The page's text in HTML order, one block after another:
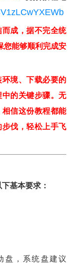
成，据不完全统
您能够顺利完成安
境、下载必要的
的关键步骤。无
信这份教程都能
伐，轻松上手飞
基本要求：
盘，系统盘建议